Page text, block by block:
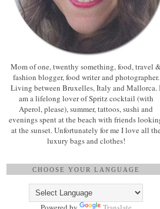
Mom of one, twenthy something, food, travel
fashion blogger, food writer and photographer.
Living between Bruxelles, Italy and Mallorca.
am a lifelong lover of Spritz cocktail (with
Aperol, please), summer, tattoos, sushi and
evenings spent at the beach with friends
at the sunset. Unfortunately for me I love all the
luxury bags and clothes!
CHOOSE YOUR LANGUAGE